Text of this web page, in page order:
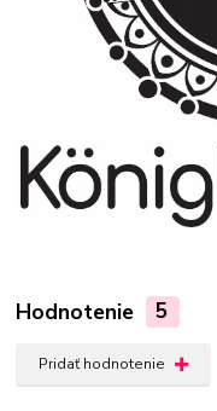
Hodnotenie 5
Pridať hodnotenie